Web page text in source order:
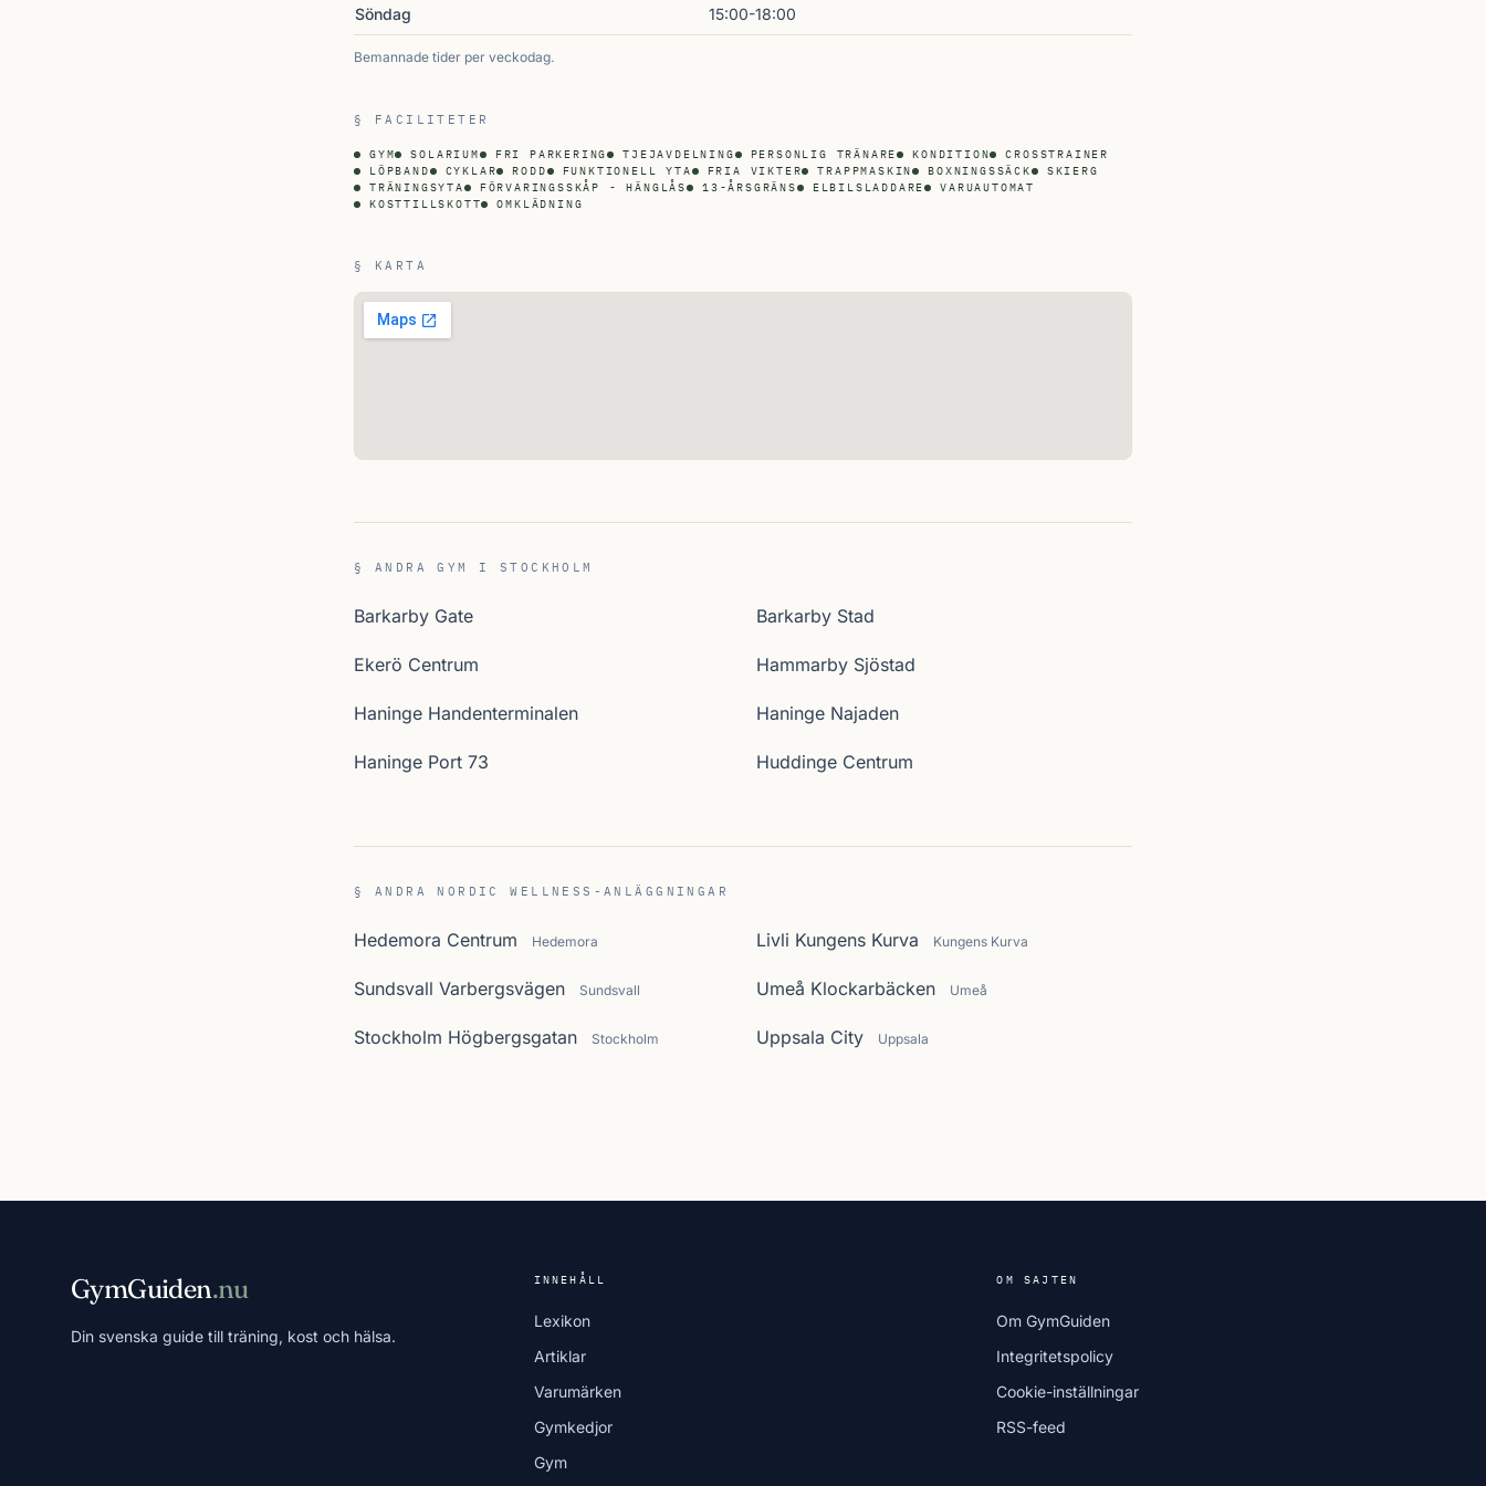
Söndag 15:00-18:00
Bemannade tider per veckodag.
§ FACILITETER
GYM SOLARIUM FRI PARKERING TJEJAVDELNING PERSONLIG TRÄNARE KONDITION
CROSSTRAINER
LÖPBAND
CYKLAR RODD FUNKTIONELL YTA FRIA VIKTER TRAPPMASKIN BOXNINGSSÄCK
SKIERG
TRÄNINGSYTA
FÖRVARINGSSKÅP - HÄNGLÅS 13-ÅRSGRÄNS ELBILSLADDARE
VARUAUTOMAT
KOSTTILLSKOTT
OMKLÄDNING
§ KARTA
§ ANDRA GYM I STOCKHOLM
Barkarby Gate Barkarby Stad
Ekerö Centrum Hammarby Sjöstad
Haninge Handenterminalen Haninge Najaden
Haninge Port 73 Huddinge Centrum
§ ANDRA NORDIC WELLNESS-ANLÄGGNINGAR
Hedemora Centrum Hedemora Livli Kungens Kurva Kungens Kurva
Sundsvall Varbergsvägen Sundsvall Umeå Klockarbäcken Umeå
Stockholm Högbergsgatan Stockholm Uppsala City Uppsala
GymGuiden.nu
Din svenska guide till träning, kost och hälsa.
INNEHÅLL
Lexikon
Artiklar
Varumärken
Gymkedjor
Gym
OM SAJTEN
Om GymGuiden
Integritetspolicy
Cookie-inställningar
RSS-feed